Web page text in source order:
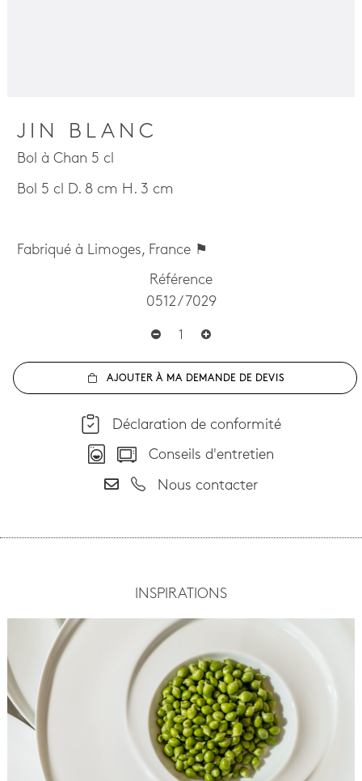
JIN BLANC
Bol à Chan 5 cl
Bol 5 cl D. 8 cm H. 3 cm
Fabriqué à Limoges, France ⚑
Référence
0512 / 7029
AJOUTER À MA DEMANDE DE DEVIS
Déclaration de conformité
Conseils d'entretien
Nous contacter
INSPIRATIONS